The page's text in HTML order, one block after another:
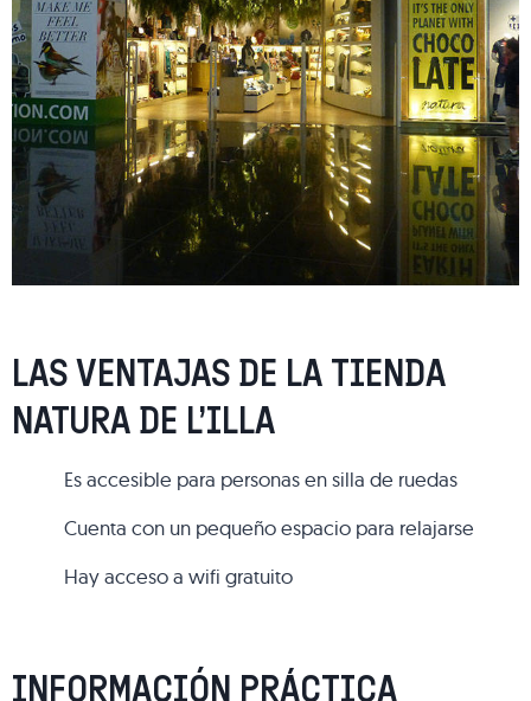
LAS VENTAJAS DE LA TIENDA
NATURA DE L’ILLA
Es accesible para personas en silla de ruedas
Cuenta con un pequeño espacio para relajarse
Hay acceso a wifi gratuito
INFORMACIÓN PRÁCTICA